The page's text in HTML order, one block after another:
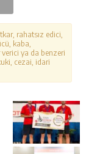
rahatsız edici,
kaba,
ya da benzeri
cezai, idari